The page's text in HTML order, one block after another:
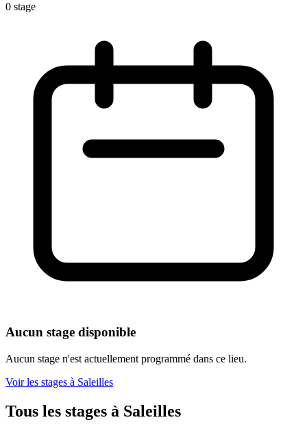
0 stage
Aucun stage disponible
Aucun stage n'est actuellement programmé dans ce lieu.
Voir les stages à Saleilles
Tous les stages à Saleilles